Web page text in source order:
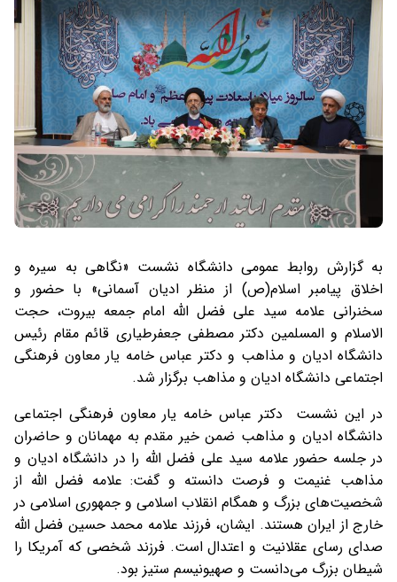
به گزارش روابط عمومی دانشگاه نشست «نگاهی به سیره و
اخلاق پیامبر اسلام(ص) از منظر ادیان آسمانی» با حضور و
سخنرانی علامه سید علی فضل الله امام جمعه بیروت، حجت
الاسلام و المسلمین دکتر مصطفی جعفرطیاری قائم مقام رئیس
دانشگاه ادیان و مذاهب و دکتر عباس خامه یار معاون فرهنگی
اجتماعی دانشگاه ادیان و مذاهب برگزار شد.
در این نشست دکتر عباس خامه یار معاون فرهنگی اجتماعی
دانشگاه ادیان و مذاهب ضمن خیر مقدم به مهمانان و حاضران
در جلسه حضور علامه سید علی فضل الله را در دانشگاه ادیان و
مذاهب غنیمت و فرصت دانسته و گفت: علامه فضل الله از
شخصیت‌های بزرگ و همگام انقلاب اسلامی و جمهوری اسلامی در
خارج از ایران هستند. ایشان، فرزند علامه محمد حسین فضل الله
صدای رسای عقلانیت و اعتدال است. فرزند شخصی که آمریکا را
شیطان بزرگ می‌دانست و صهیونیسم ستیز بود.